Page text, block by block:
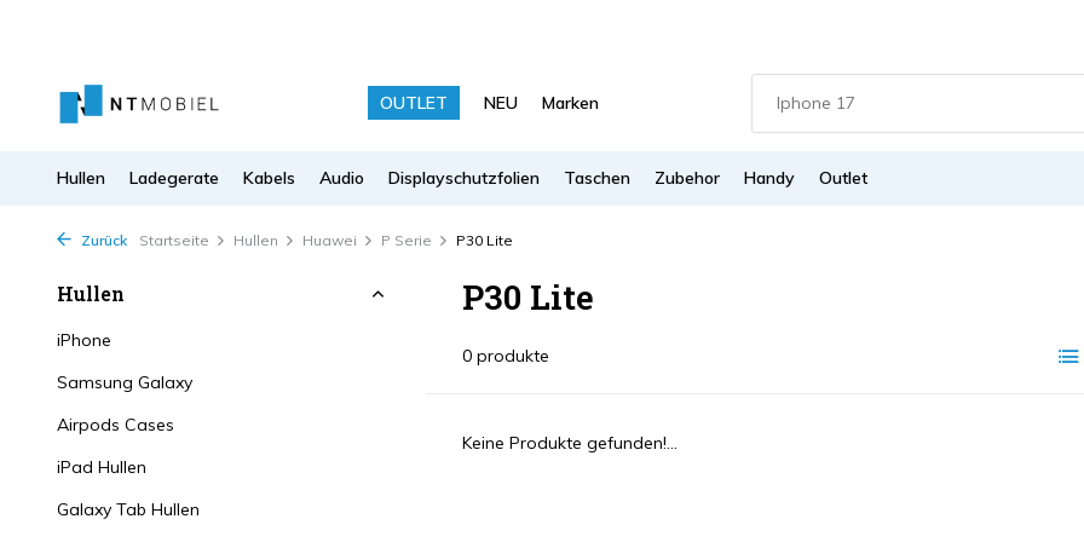
OUTLET NEU Marken
Hullen Ladegerate Kabels Audio Displayschutzfolien Taschen Zubehor Handy Outlet
Zurück Startseite Hullen Huawei P Serie P30 Lite
Hullen
iPhone
Samsung Galaxy
Airpods Cases
iPad Hullen
Galaxy Tab Hullen
P30 Lite
0 produkte
Keine Produkte gefunden!...